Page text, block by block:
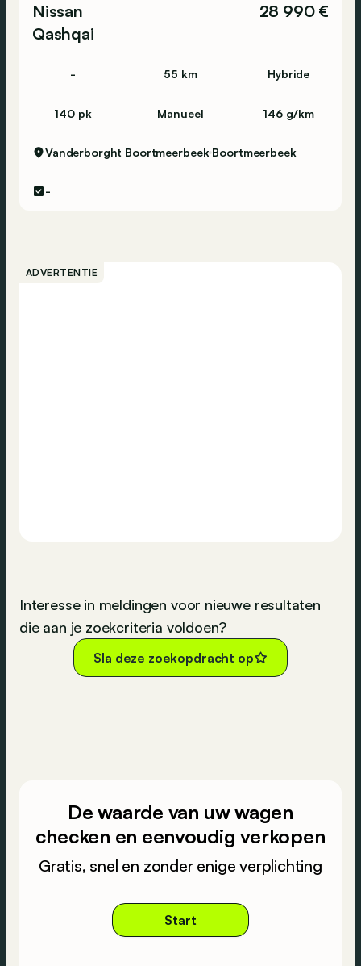
Nissan
Qashqai
28 990 €
- 55 km Hybride
140 pk Manueel 146 g/km
Vanderborght Boortmeerbeek Boortmeerbeek
-
ADVERTENTIE
Interesse in meldingen voor nieuwe resultaten
die aan je zoekcriteria voldoen?
Sla deze zoekopdracht op
De waarde van uw wagen
checken en eenvoudig verkopen
Gratis, snel en zonder enige verplichting
Start